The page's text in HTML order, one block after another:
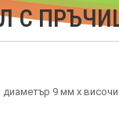
С
диаметър 9 мм х